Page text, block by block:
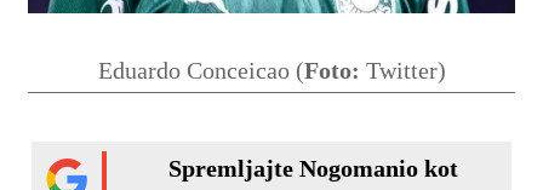
Eduardo Conceicao (Foto: Twitter)
Spremljajte Nogomanio kot